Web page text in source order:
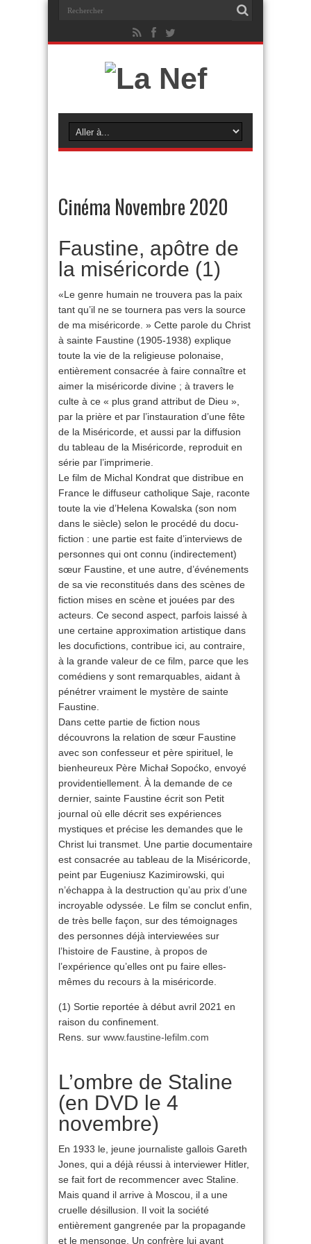
Cinéma Novembre 2020
Faustine, apôtre de
la miséricorde (1)
«Le genre humain ne trouvera pas la paix
tant qu’il ne se tournera pas vers la source
de ma miséricorde. » Cette parole du Christ
à sainte Faustine (1905-1938) explique
toute la vie de la religieuse polonaise,
entièrement consacrée à faire connaître et
aimer la miséricorde divine ; à travers le
culte à ce « plus grand attribut de Dieu »,
par la prière et par l’instauration d’une fête
de la Miséricorde, et aussi par la diffusion
du tableau de la Miséricorde, reproduit en
série par l’imprimerie.
Le film de Michal Kondrat que distribue en
France le diffuseur catholique Saje, raconte
toute la vie d’Helena Kowalska (son nom
dans le siècle) selon le procédé du docu-
fiction : une partie est faite d’interviews de
personnes qui ont connu (indirectement)
sœur Faustine, et une autre, d’événements
de sa vie reconstitués dans des scènes de
fiction mises en scène et jouées par des
acteurs. Ce second aspect, parfois laissé à
une certaine approximation artistique dans
les docufictions, contribue ici, au contraire,
à la grande valeur de ce film, parce que les
comédiens y sont remarquables, aidant à
pénétrer vraiment le mystère de sainte
Faustine.
Dans cette partie de fiction nous
découvrons la relation de sœur Faustine
avec son confesseur et père spirituel, le
bienheureux Père Michał Sopoćko, envoyé
providentiellement. À la demande de ce
dernier, sainte Faustine écrit son Petit
journal où elle décrit ses expériences
mystiques et précise les demandes que le
Christ lui transmet. Une partie documentaire
est consacrée au tableau de la Miséricorde,
peint par Eugeniusz Kazimirowski, qui
n’échappa à la destruction qu’au prix d’une
incroyable odyssée. Le film se conclut enfin,
de très belle façon, sur des témoignages
des personnes déjà interviewées sur
l’histoire de Faustine, à propos de
l’expérience qu’elles ont pu faire elles-
mêmes du recours à la miséricorde.
(1) Sortie reportée à début avril 2021 en
raison du confinement.
Rens. sur www.faustine-lefilm.com
L’ombre de Staline
(en DVD le 4
novembre)
En 1933 le, jeune journaliste gallois Gareth
Jones, qui a déjà réussi à interviewer Hitler,
se fait fort de recommencer avec Staline.
Mais quand il arrive à Moscou, il a une
cruelle désillusion. Il voit la société
entièrement gangrenée par la propagande
et le mensonge. Un confrère lui ayant